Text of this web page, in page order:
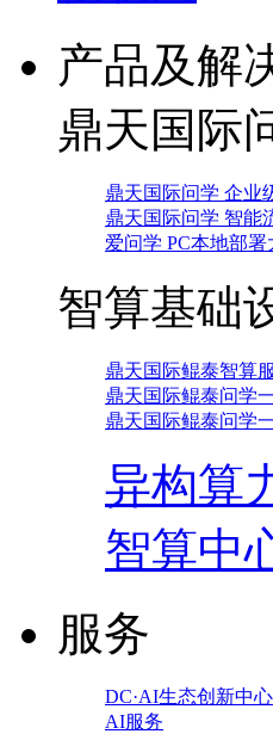
产品及解
鼎天国际
鼎天国际问学 企业
鼎天国际问学 智能
爱问学 PC本地部署
智算基础
鼎天国际鲲泰智算
鼎天国际鲲泰问学
鼎天国际鲲泰问学
异构算
智算中
服务
DC·AI生态创新中心
AI服务